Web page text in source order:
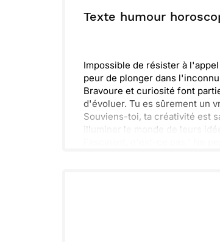
ou :
Texte humour
Impossible de résister à
peur de plonger dans
Bravoure et curiosité font
d'évoluer. Tu es sûrement un
Souviens-toi, ta créativité est
illuminer le monde de leurs